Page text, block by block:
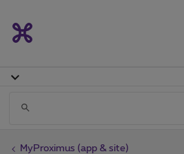
MyProximus (app & site)